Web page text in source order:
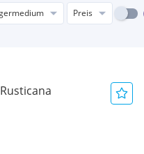
Preis